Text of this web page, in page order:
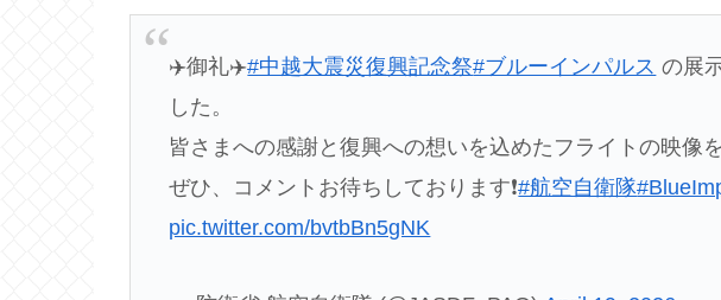
✈️御礼✈️#中越大震災復興記念祭#ブルーインパルス の展
した。
皆さまへの感謝と復興への想いを込めたフライトの映像を
ぜひ、コメントお待ちしております❗️#航空自衛隊
pic.twitter.com/bvtbBn5gNK